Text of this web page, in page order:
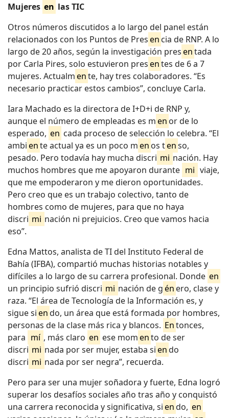
Mujeres en las TIC
Otros números discutidos a lo largo del panel están
relacionados con los Puntos de Presen cia de RNP. A lo
largo de 20 años, según la investigación presentada
por Carla Pires, solo estuvieron presentes de 6 a 7
mujeres. Actualmente, hay tres colaboradores. “Es
necesario practicar estos cambios”, concluye Carla.
Iara Machado es la directora de I+D+i de RNP y,
aunque el número de empleadas es men or de lo
esperado, en cada proceso de selección lo celebra. “El
ambiente actual ya es un poco men os tenso,
pesado. Pero todavía hay mucha discri mi nación. Hay
muchos hombres que me apoyaron durante mi viaje,
que me empoderaron y me dieron oportunidades.
Pero creo que es un trabajo colectivo, tanto de
hombres como de mujeres, para que no haya
discri mi nación ni prejuicios. Creo que vamos hacia
eso”.
Edna Mattos, analista de TI del Instituto Federal de
Bahía (IFBA), compartió muchas historias notables y
difíciles a lo largo de su carrera profesional. Donde en
un principio sufrió discri mi nación de gén ero, clase y
raza. “El área de Tecnología de la Información es, y
sigue siendo, un área que está formada por hombres,
personas de la clase más rica y blancos. Entonces,
para mí , más claro en ese momento de ser
discri mi nada por ser mujer, estaba siendo
discri mi nada por ser negra”, recuerda.
Pero para ser una mujer soñadora y fuerte, Edna logró
superar los desafíos sociales año tras año y conquistó
una carrera reconocida y significativa, siendo, en